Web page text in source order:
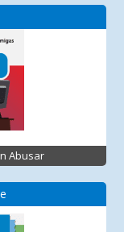
Abusar